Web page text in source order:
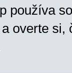
používa
overte